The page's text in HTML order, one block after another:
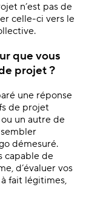
n’est pas de
celle-ci vers le
que vous
projet ?
une réponse
de projet
un autre de
démesuré.
capable de
d’évaluer vos
fait légitimes,